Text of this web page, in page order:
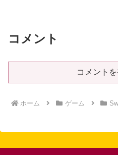
コメント
コメント
ホーム ゲーム